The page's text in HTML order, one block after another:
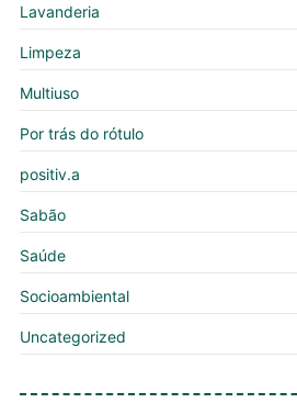
Lavanderia
Limpeza
Multiuso
Por trás do rótulo
positiv.a
Sabão
Saúde
Socioambiental
Uncategorized